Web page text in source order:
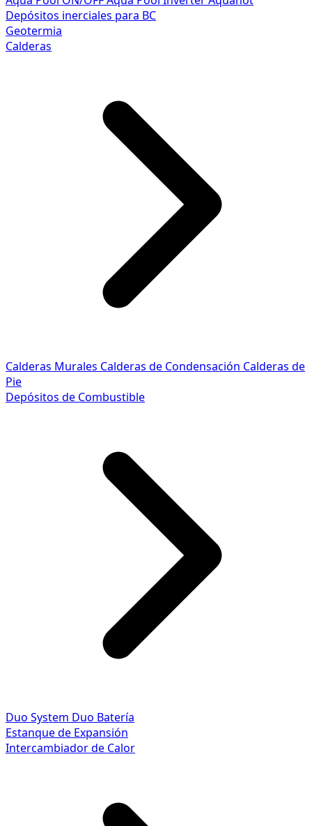
Depósitos inerciales para BC
Geotermia
Calderas
Calderas Murales Calderas de Condensación Calderas de
Pie
Depósitos de Combustible
Duo System Duo Batería
Estanque de Expansión
Intercambiador de Calor